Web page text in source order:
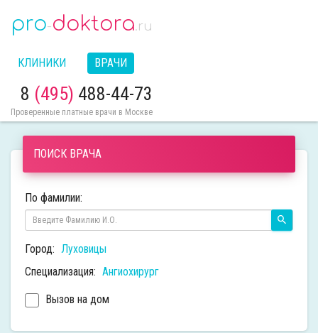
pro-doktora.ru
КЛИНИКИ ВРАЧИ
8 (495) 488-44-73
Проверенные платные врачи в Москве
ПОИСК ВРАЧА
По фамилии:
Город: Луховицы
Специализация: Ангиохирург
Вызов на дом